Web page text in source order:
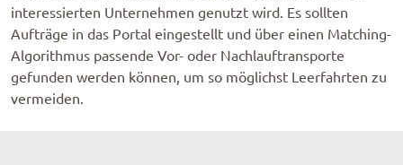
interessierten Unternehmen genutzt wird. Es sollten
Aufträge in das Portal eingestellt und über einen Matching-
Algorithmus passende Vor- oder Nachlauftransporte
gefunden werden können, um so möglichst Leerfahrten zu
vermeiden.